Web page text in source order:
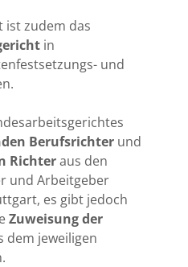
ist zudem das
in
und
Berufsrichter und
Richteraus den
und Arbeitgeber
es gibt jedoch
Zuweisung der
dem jeweiligen